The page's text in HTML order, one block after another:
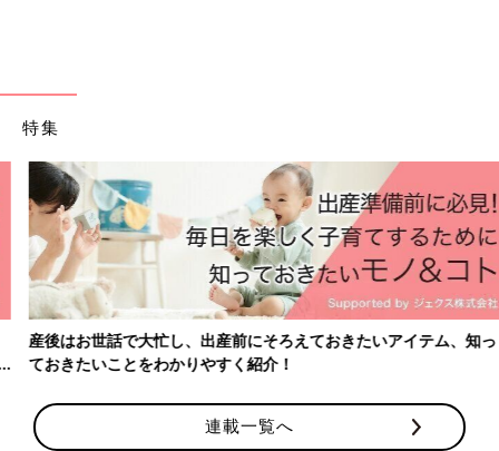
鮭のゆでみそ焼き 作り方・レシピ 離乳
食完了期1歳 ～1歳6ヶ月ごろ
1歳～1歳6ヶ月ごろから使える、魚、肉、豆腐
などタンパク質を含む食材を使った、体をつく
るタンパク質のレシピをご紹介。鮭のゆでみそ
フルーツのせコーンフレーク 作り方・
レシピ 離乳食完了期1歳 ～1歳6ヶ月ごろ
1歳～1歳6ヶ月ごろから使える、米、めん、パ
ー源になる炭水化物のレシピをご紹介。フルー
ツのせコーンフレーク
特集
産後はお世話で大忙し、出産前にそろえておきたいアイテム、知っ
ておきたいことをわかりやすく紹介！
連載一覧へ